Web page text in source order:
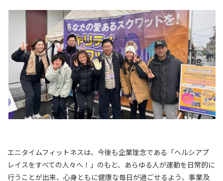
エニタイムフィットネスは、今後も企業理念である「ヘルシアプ
レイスをすべての人々へ！」のもと、あらゆる人が運動を日常的に
行うことが出来、心身ともに健康な毎日が過ごせるよう、事業及